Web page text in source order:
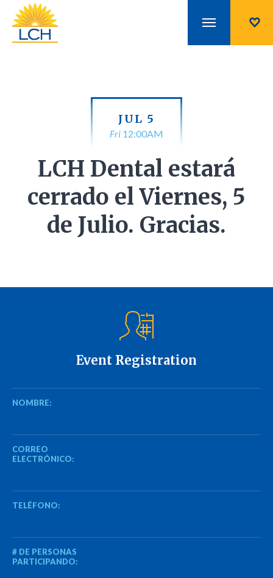
JUL 5
Fri 12:00AM
LCH Dental estará
cerrado el Viernes, 5
de Julio. Gracias.
Event Registration
NOMBRE:
CORREO
ELECTRÓNICO:
TELÉFONO:
# DE PERSONAS
PARTICIPANDO: